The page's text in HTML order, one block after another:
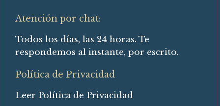
Atención por chat:
Todos los días, las 24 horas. Te
respondemos al instante, por escrito.
Política de Privacidad
Leer Política de Privacidad